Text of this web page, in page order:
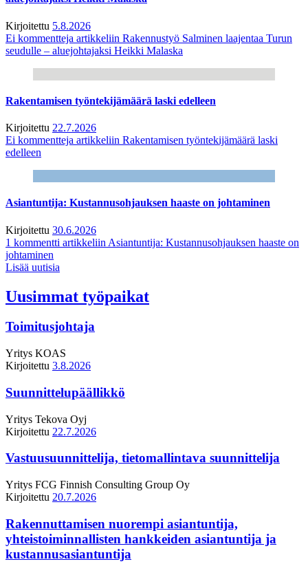
Kirjoitettu 5.8.2026
Ei kommentteja artikkeliin Rakennustyö Salminen laajentaa Turun
seudulle – aluejohtajaksi Heikki Malaska
Rakentamisen työntekijämäärä laski edelleen
Kirjoitettu 22.7.2026
Ei kommentteja artikkeliin Rakentamisen työntekijämäärä laski
edelleen
Asiantuntija: Kustannusohjauksen haaste on johtaminen
Kirjoitettu 30.6.2026
1 kommentti artikkeliin Asiantuntija: Kustannusohjauksen haaste on
johtaminen
Lisää uutisia
Uusimmat työpaikat
Toimitusjohtaja
Yritys KOAS
Kirjoitettu 3.8.2026
Suunnittelupäällikkö
Yritys Tekova Oyj
Kirjoitettu 22.7.2026
Vastuusuunnittelija, tietomallintava suunnittelija
Yritys FCG Finnish Consulting Group Oy
Kirjoitettu 20.7.2026
Rakennuttamisen nuorempi asiantuntija,
yhteistoiminnallisten hankkeiden asiantuntija ja
kustannusasiantuntija